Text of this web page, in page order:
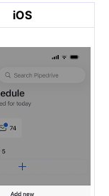
iOS